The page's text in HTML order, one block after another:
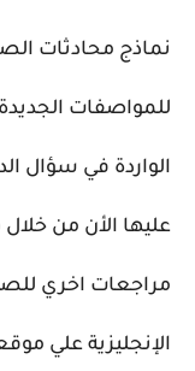
نماذج محادثات
الواردة في سؤال
مراجعات اخري
الإنجليزية علي